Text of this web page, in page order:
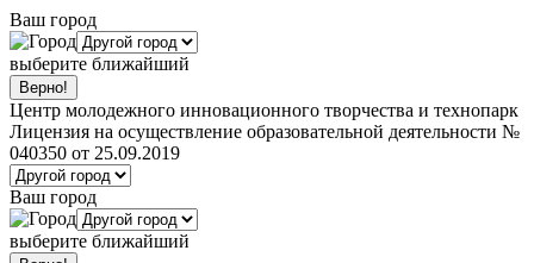
Ваш город
выберите ближайший
Центр молодежного инновационного творчества и технопарк
Лицензия на осуществление образовательной деятельности №
040350 от 25.09.2019
Ваш город
выберите ближайший